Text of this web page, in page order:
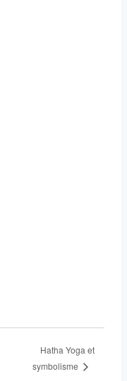
Hatha Yoga et
symbolisme